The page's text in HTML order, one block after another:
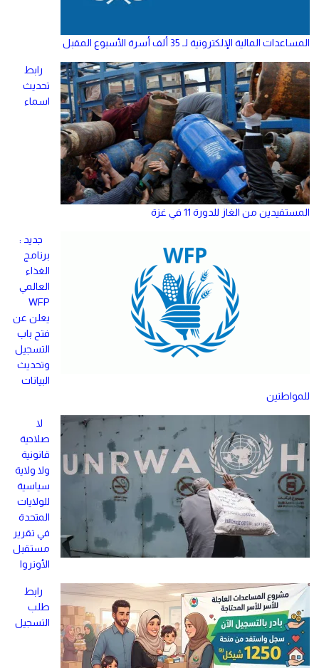
المساعدات المالية الإلكترونية لـ 35 ألف أسرة الأسبوع المقبل
رابط
تحديث
اسماء
المستفيدين من الغاز للدورة 11 في غزة
جديد :
برنامج
الغذاء
العالمي
WFP
يعلن عن
فتح باب
التسجيل
وتحديث
البيانات
للمواطنين
لا
صلاحية
قانونية
ولا ولاية
سياسية
للولايات
المتحدة
في تقرير
مستقبل
الأونروا
رابط
طلب
التسجيل